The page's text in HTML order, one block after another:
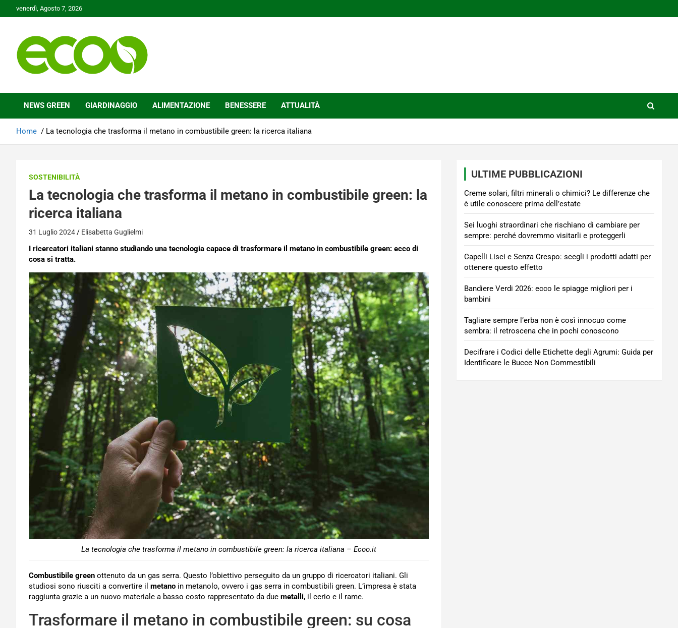
to
venerdì, Agosto 7, 2026
Ecoo.it
NEWS GREEN GIARDINAGGIO ALIMENTAZIONE BENESSERE ATTUALITÀ
Home La tecnologia che trasforma il metano in combustibile green: la ricerca italiana
SOSTENIBILITÀ
La tecnologia che trasforma il metano in combustibile green: la
ricerca italiana
31 Luglio 2024 Elisabetta Guglielmi
I ricercatori italiani stanno studiando una tecnologia capace di trasformare il metano in combustibile green: ecco di
cosa si tratta.
La tecnologia che trasforma il metano in combustibile green: la ricerca italiana – Ecoo.it
Combustibile green ottenuto da un gas serra. Questo l’obiettivo perseguito da un gruppo di ricercatori italiani. Gli
studiosi sono riusciti a convertire il metano in metanolo, ovvero i gas serra in combustibili green. L’impresa è stata
raggiunta grazie a un nuovo materiale a basso costo rappresentato da due metalli, il cerio e il rame.
Trasformare il metano in combustibile green: su cosa
ULTIME PUBBLICAZIONI
Creme solari, filtri minerali o chimici? Le differenze che
è utile conoscere prima dell’estate
Sei luoghi straordinari che rischiano di cambiare per
sempre: perché dovremmo visitarli e proteggerli
Capelli Lisci e Senza Crespo: scegli i prodotti adatti per
ottenere questo effetto
Bandiere Verdi 2026: ecco le spiagge migliori per i
bambini
Tagliare sempre l’erba non è così innocuo come
sembra: il retroscena che in pochi conoscono
Decifrare i Codici delle Etichette degli Agrumi: Guida per
Identificare le Bucce Non Commestibili